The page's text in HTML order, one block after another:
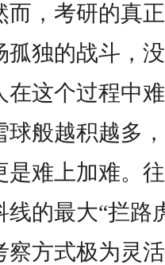
而，考研的真
孤独的战斗，
在这个过程中
球般越积越多
是难上加难。
的最大“拦路
察方式极为灵